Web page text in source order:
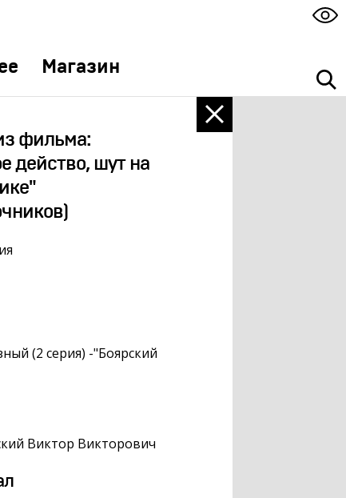
Магазин
фильма:
действо, шут на
(2 серия) -"Боярский
Виктор Викторович